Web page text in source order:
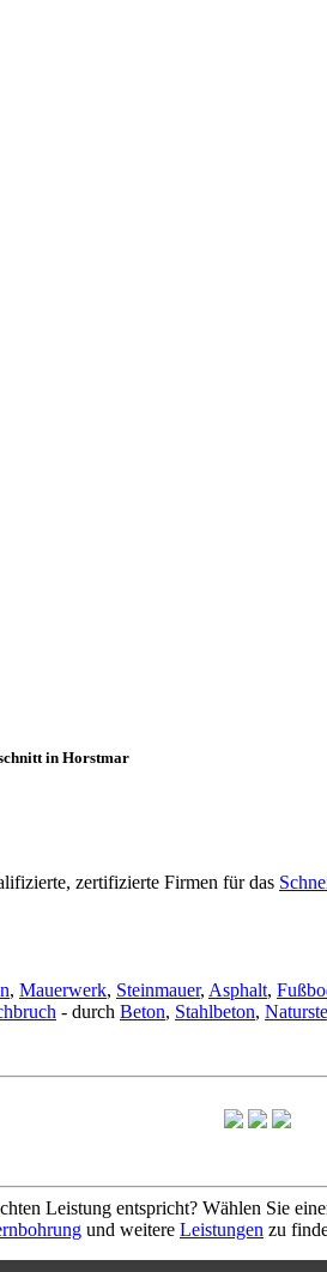
in Horstmar
zertifizierte Firmen für das
, Mauerwerk, Steinmauer, Asphalt,
- durch Beton, Stahlbeton,
Leistung entspricht? Wählen Sie
und weitere Leistungen zu